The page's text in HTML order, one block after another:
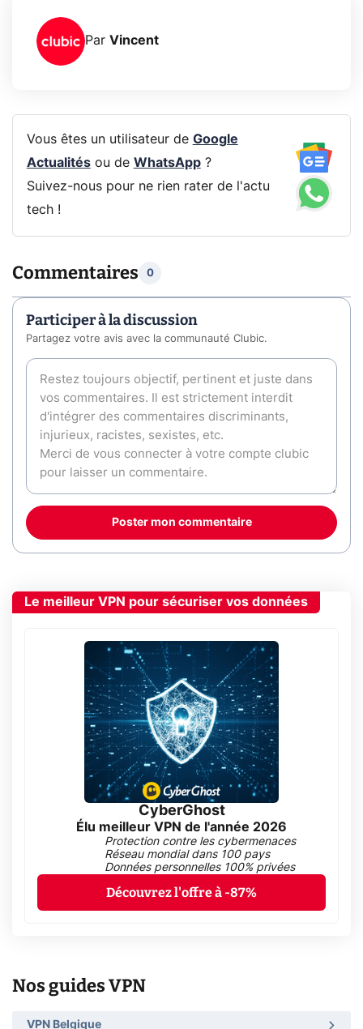
Par Vincent
Vous êtes un utilisateur de Google
Actualitésou de WhatsApp?
Suivez-nous pour ne rien rater de l'actu
tech !
Commentaires 0
Participer à la discussion
Partagez votre avis avec la communauté Clubic.
Poster mon commentaire
Le meilleur VPN pour sécuriser vos données
CyberGhost
Élu meilleur VPN de l'année 2026
Protection contre les cybermenaces
Réseau mondial dans 100 pays
Données personnelles 100% privées
Découvrez l'offre à -87%
Nos guides VPN
VPN Belgique